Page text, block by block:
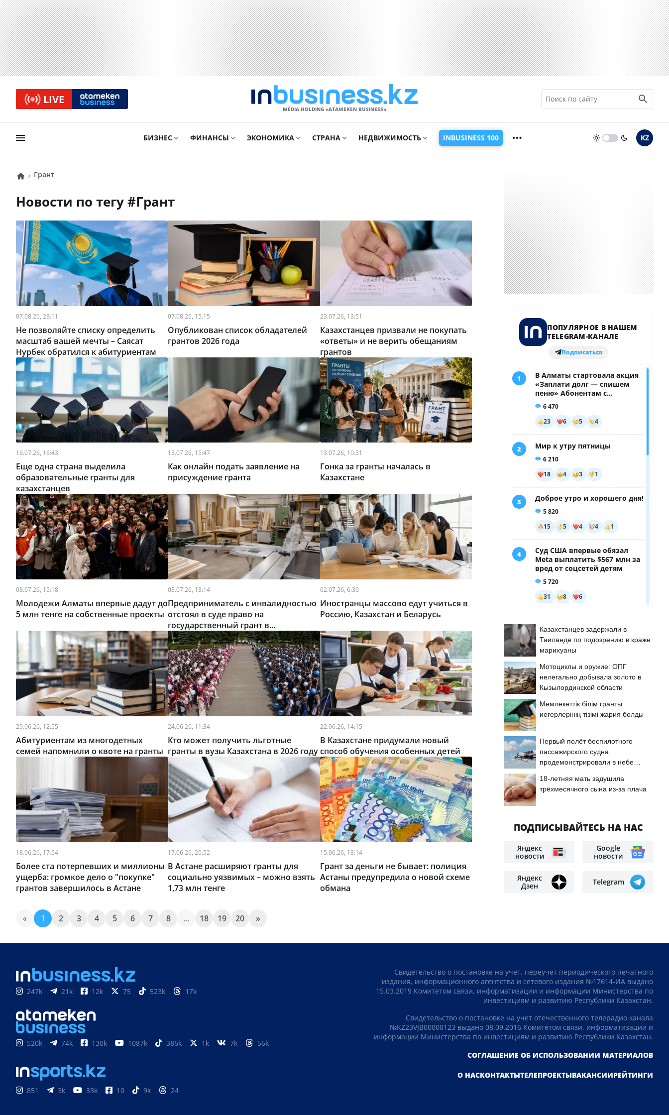
LIVE
MEDIA HOLDING «ATAMEKЕN BUSINESS»
БИЗНЕС ФИНАНСЫ ЭКОНОМИКА СТРАНА НЕДВИЖИМОСТЬ INBUSINESS 100 KZ
грант
Новости по тегу # грант
07.08.26, 23:11
Не позволяйте списку определить
масштаб вашей мечты – Саясат
Нурбек обратился к абитуриентам
07.08.26, 15:15
Опубликован список обладателей
грантов 2026 года
23.07.26, 13:51
Казахстанцев призвали не покупать
«ответы» и не верить обещаниям
грантов
16.07.26, 16:43
Еще одна страна выделила
образовательные гранты для
казахстанцев
13.07.26, 15:47
Как онлайн подать заявление на
присуждение гранта
13.07.26, 10:31
Гонка за гранты началась в
Казахстане
08.07.26, 15:18
Молодежи Алматы впервые дадут до
5 млн тенге на собственные проекты
03.07.26, 13:14
Предприниматель с инвалидностью
отстоял в суде право на
государственный грант в
Костанайской области
02.07.26, 6:30
Иностранцы массово едут учиться в
Россию, Казахстан и Беларусь
29.06.26, 12:55
Абитуриентам из многодетных
семей напомнили о квоте на гранты
24.06.26, 11:34
Кто может получить льготные
гранты в вузы Казахстана в 2026 году
22.06.26, 14:15
В Казахстане придумали новый
способ обучения особенных детей
18.06.26, 17:54
Более ста потерпевших и миллионы
ущерба: громкое дело о "покупке"
грантов завершилось в Астане
17.06.26, 20:52
В Астане расширяют гранты для
социально уязвимых – можно взять
1,73 млн тенге
15.06.26, 13:14
Грант за деньги не бывает: полиция
Астаны предупредила о новой схеме
обмана
« 1 2 3 4 5 6 7 8 ... 18 19 20 »
Казахстанцев задержали в
Таиланде по подозрению в краже
марихуаны
Мотоциклы и оружие: ОПГ
нелегально добывала золото в
Кызылординской области
Мемлекеттік білім гранты
иегерлерінің тізімі жария болды
Первый полёт беспилотного
пассажирского судна
продемонстрировали в небе
18-летняя мать задушила
трёхмесячного сына из-за плача
ПОДПИСЫВАЙТЕСЬ НА НАС
Яндекс
новости
Google
новости
Яндекс
Дзен
Telegram
247k 21k 12k 75 523k 17k
520k 74k 130k 1087k 386k 1k 7k 56k
851 3k 33k 10 9k 24
Свидетельство о постановке на учет, переучет периодического печатного
издания, информационного агентства и сетевого издания №17614-ИА выдано
15.03.2019 Комитетом связи, информатизации и информации Министерства по
инвестициям и развитию Республики Казахстан.
Свидетельство о постановке на учет отечественного телерадио канала
№KZ23VJB00000123 выдано 08.09.2016 Комитетом связи, информатизации и
информации Министерства по инвестициям и развитию Республики Казахстан.
СОГЛАШЕНИЕ ОБ ИСПОЛЬЗОВАНИИ МАТЕРИАЛОВ
О НАСКОНТАКТЫТЕЛЕПРОЕКТЫВАКАНСИИРЕЙТИНГИ